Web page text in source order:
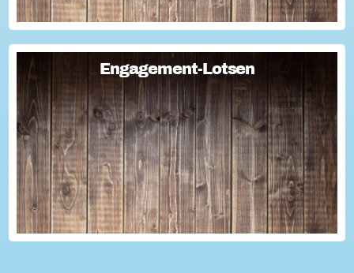
Engagement-Lotsen
Engagement-Lotsen
Engagement-Lotsen tragen zu einer lebendigen
Engagementkultur und damit zu einer höheren
Lebensqualität für sich und andere bei. Sie bringen ihre
Erfahrungen im bürgerschaftlichen Engagement ein und ü...